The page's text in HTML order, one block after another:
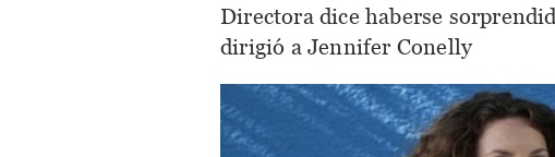
Directora dice haberse
dirigió a Jennifer Conelly